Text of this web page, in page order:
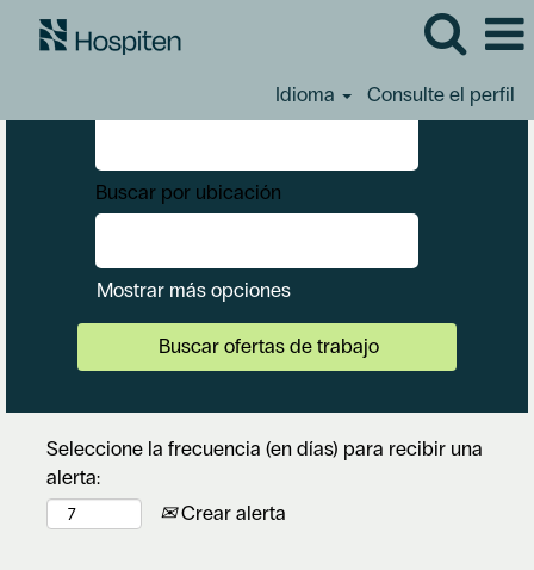
Idioma Consulte el perfil
Buscar por palabra clave
Buscar por ubicación
Mostrar más opciones
Seleccione la frecuencia (en días) para recibir una
alerta:
Crear alerta